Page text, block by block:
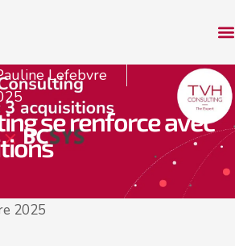
Lefebvre
se renforce avec
2025